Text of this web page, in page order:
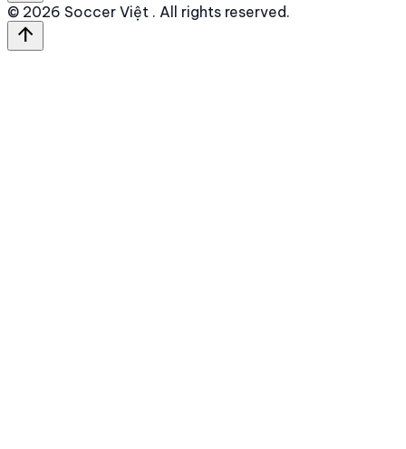
© 2026 Soccer Việt . All rights reserved.
arrow_upward